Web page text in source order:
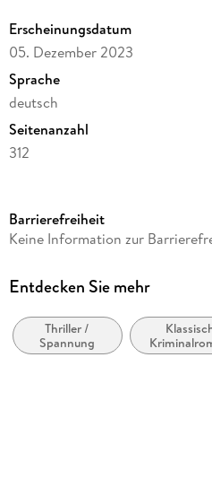
Erscheinungsdatum
05. Dezember 2023
Sprache
deutsch
Seitenanzahl
312
Autor/Autorin
Herausgegeben von
Verlag/Hersteller
Kampenwand Verlag
Barrierefreiheit
Keine Information zur
Entdecken Sie mehr
Thriller /
Spannung
und